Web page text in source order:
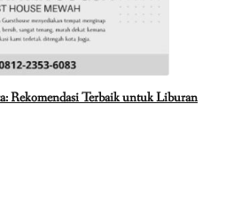
Rekomendasi Terbaik untuk Liburan